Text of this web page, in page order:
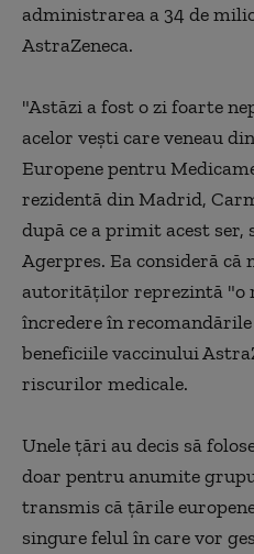
administrarea a 34 de
AstraZeneca.
"Astăzi a fost o zi foarte
acelor veşti care veneau
Europene pentru
rezidentă din Madrid,
după ce a primit acest ser,
Agerpres. Ea consideră că
autorităţilor reprezintă "o
încredere în
beneficiile vaccinului
riscurilor medicale.
Unele ţări au decis să
doar pentru anumite
transmis că ţările
singure felul în care vor